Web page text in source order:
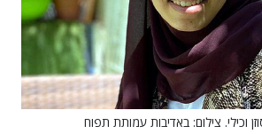
וכילי. צילום: באדיבות עמותת תפוח